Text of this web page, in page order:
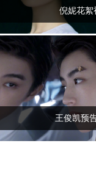
倪妮花絮
王俊凯预